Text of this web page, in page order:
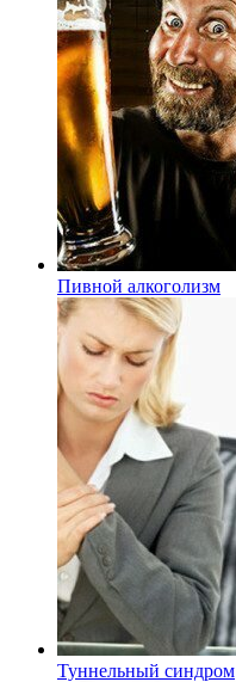
Пивной алкоголизм
Туннельный синдром